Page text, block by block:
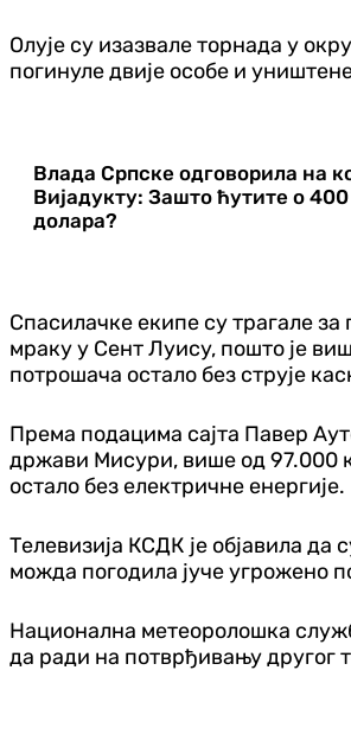
Олује су изазвале торнада у
погинуле двије особе и
Влада Српске одговорила на
Вијадукту: Зашто ћутите о
долара?
Спасилачке екипе су трагале
мраку у Сент Луису, пошто је
потрошача остало без струје
Према подацима сајта Павер
држави Мисури, више од 97.000
остало без електричне енергије.
Телевизија КСДК је објавила да
можда погодила јуче угрожено
Национална метеоролошка
да ради на потврђивању другог